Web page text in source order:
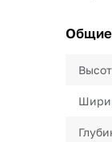
Общие